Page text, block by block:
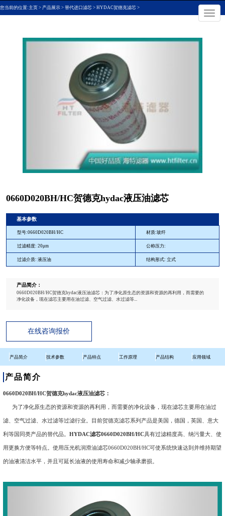
切
换
导
×
您当前的位置:主页 > 产品展示 > 替代进口滤芯 > HYDAC贺德克滤芯 >
0660D020BH/HC贺德克hydac液压油滤芯
基本参数
型号:0660D020BH/HC 材质:玻纤
过滤精度: 20μm 公称压力:
过滤介质: 液压油 结构形式: 立式
产品简介：
0660D020BH/HC贺德克hydac液压油滤芯：为了净化原生态的资源和资源的再利用，而需要的
净化设备，现在滤芯主要用在油过滤、空气过滤、水过滤等...
在线咨询报价
产品简介 技术参数 产品特点 工作原理 产品结构 应用领域
产品简介
0660D020BH/HC贺德克hydac液压油滤芯：
为了净化原生态的资源和资源的再利用，而需要的净化设备，现在滤芯主要用在油过
滤、空气过滤、水过滤等过滤行业。目前贺德克滤芯系列产品是美国，德国，英国、意大
利等国同类产品的替代品。 HYDAC滤芯0660D020BH/HC具有过滤精度高、纳污量大、使
用更换方便等特点。使用压光机润滑油滤芯0660D020BH/HC可使系统快速达到并维持期望
的油液清洁水平，并且可延长油液的使用寿命和减少轴承磨损。